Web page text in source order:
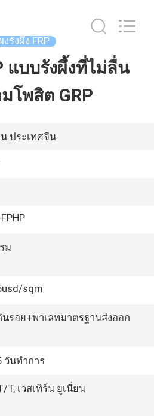
งรังผึ้ง FRP
แบบรังผึ้งที่ไม่ลื่น
โพสิต GRP
ประเทศจีน
ม
sqm
รอย+พาเลทมาตรฐานส่งออก
วันทำการ
T, เวสเทิร์น ยูเนี่ยน